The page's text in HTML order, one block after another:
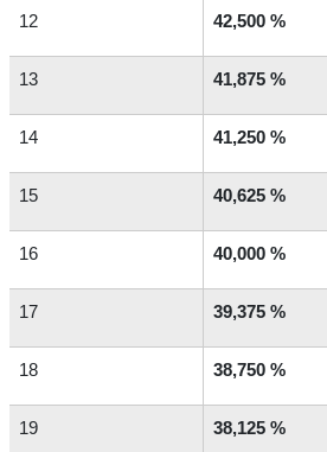
12 42,500 %
13 41,875 %
14 41,250 %
15 40,625 %
16 40,000 %
17 39,375 %
18 38,750 %
19 38,125 %